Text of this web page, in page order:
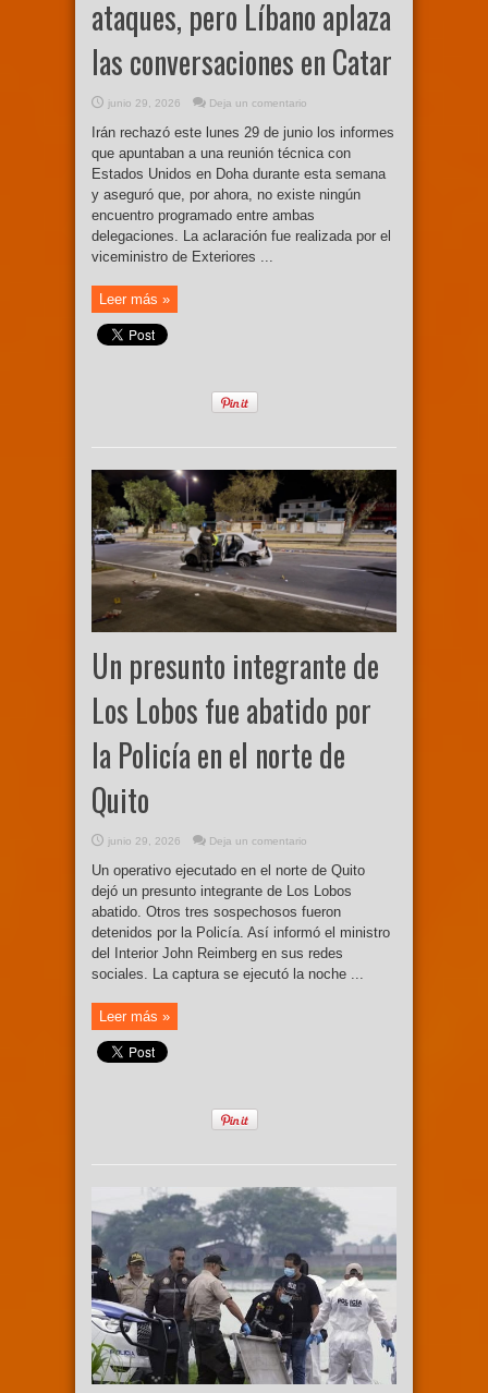
ataques, pero Líbano aplaza
las conversaciones en Catar
junio 29, 2026 Deja un comentario
Irán rechazó este lunes 29 de junio los informes
que apuntaban a una reunión técnica con
Estados Unidos en Doha durante esta semana
y aseguró que, por ahora, no existe ningún
encuentro programado entre ambas
delegaciones. La aclaración fue realizada por el
viceministro de Exteriores ...
Leer más »
Un presunto integrante de
Los Lobos fue abatido por
la Policía en el norte de
Quito
junio 29, 2026 Deja un comentario
Un operativo ejecutado en el norte de Quito
dejó un presunto integrante de Los Lobos
abatido. Otros tres sospechosos fueron
detenidos por la Policía. Así informó el ministro
del Interior John Reimberg en sus redes
sociales. La captura se ejecutó la noche ...
Leer más »